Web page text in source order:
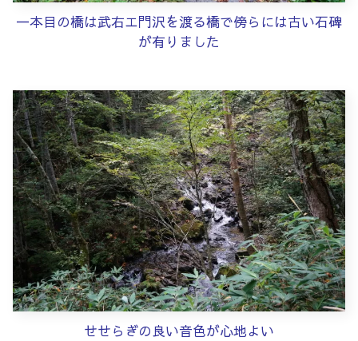
一本目の橋は武右エ門沢を渡る橋で傍らには古い石碑
が有りました
せせらぎの良い音色が心地よい